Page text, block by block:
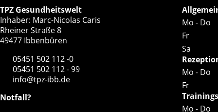
l
d
TPZ Gesundheitswelt
Inhaber: Marc-Nicolas Caris
Rheiner Straße 8
49477 Ibbenbüren
05451 502 112 -0
05451 502 112 - 99
info@tpz-ibb.de
Notfall?
Mo - Do
Fr
Sa
Mo - Do
Fr
Mo - Do